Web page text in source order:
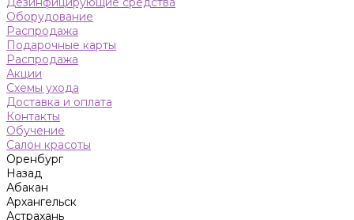
Оборудование
Распродажа
Подарочные карты
Распродажа
Акции
Схемы ухода
Доставка и оплата
Контакты
Обучение
Салон красоты
Оренбург
Назад
Абакан
Архангельск
Астрахань